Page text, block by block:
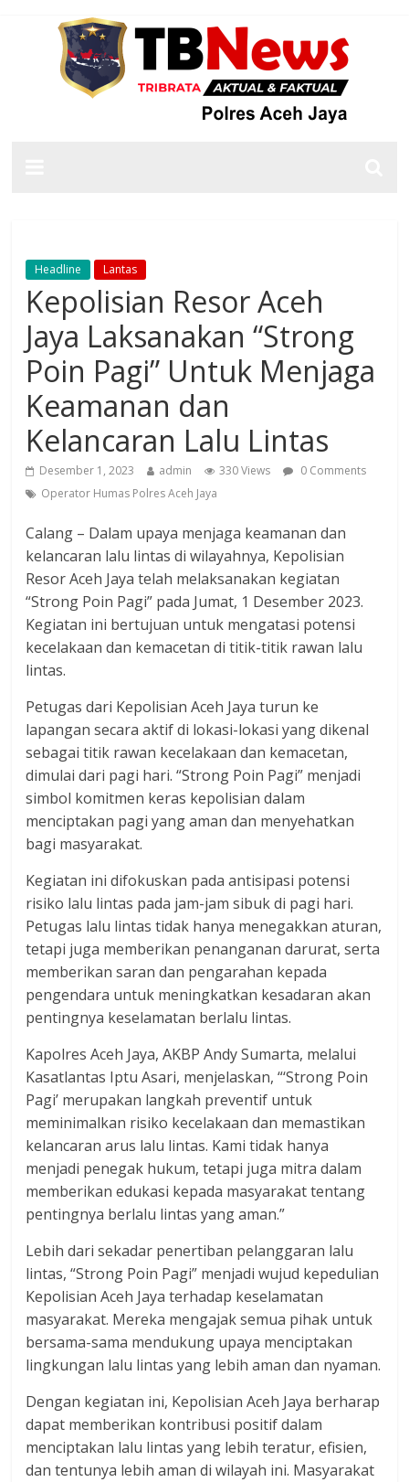
Headline Lantas
Kepolisian Resor Aceh
Jaya Laksanakan “Strong
Poin Pagi” Untuk Menjaga
Keamanan dan
Kelancaran Lalu Lintas
Desember 1, 2023 admin 330 Views
0 Comments
Operator Humas Polres Aceh Jaya
Calang – Dalam upaya menjaga keamanan dan
kelancaran lalu lintas di wilayahnya, Kepolisian
Resor Aceh Jaya telah melaksanakan kegiatan
“Strong Poin Pagi” pada Jumat, 1 Desember 2023.
Kegiatan ini bertujuan untuk mengatasi potensi
kecelakaan dan kemacetan di titik-titik rawan lalu
lintas.
Petugas dari Kepolisian Aceh Jaya turun ke
lapangan secara aktif di lokasi-lokasi yang dikenal
sebagai titik rawan kecelakaan dan kemacetan,
dimulai dari pagi hari. “Strong Poin Pagi” menjadi
simbol komitmen keras kepolisian dalam
menciptakan pagi yang aman dan menyehatkan
bagi masyarakat.
Kegiatan ini difokuskan pada antisipasi potensi
risiko lalu lintas pada jam-jam sibuk di pagi hari.
Petugas lalu lintas tidak hanya menegakkan aturan,
tetapi juga memberikan penanganan darurat, serta
memberikan saran dan pengarahan kepada
pengendara untuk meningkatkan kesadaran akan
pentingnya keselamatan berlalu lintas.
Kapolres Aceh Jaya, AKBP Andy Sumarta, melalui
Kasatlantas Iptu Asari, menjelaskan, “‘Strong Poin
Pagi’ merupakan langkah preventif untuk
meminimalkan risiko kecelakaan dan memastikan
kelancaran arus lalu lintas. Kami tidak hanya
menjadi penegak hukum, tetapi juga mitra dalam
memberikan edukasi kepada masyarakat tentang
pentingnya berlalu lintas yang aman.”
Lebih dari sekadar penertiban pelanggaran lalu
lintas, “Strong Poin Pagi” menjadi wujud kepedulian
Kepolisian Aceh Jaya terhadap keselamatan
masyarakat. Mereka mengajak semua pihak untuk
bersama-sama mendukung upaya menciptakan
lingkungan lalu lintas yang lebih aman dan nyaman.
Dengan kegiatan ini, Kepolisian Aceh Jaya berharap
dapat memberikan kontribusi positif dalam
menciptakan lalu lintas yang lebih teratur, efisien,
dan tentunya lebih aman di wilayah ini. Masyarakat